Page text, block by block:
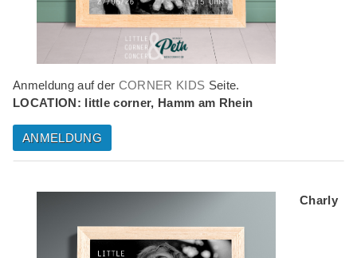
Anmeldung auf der CORNER KIDS Seite.
LOCATION: little corner, Hamm am Rhein
ANMELDUNG
Charly